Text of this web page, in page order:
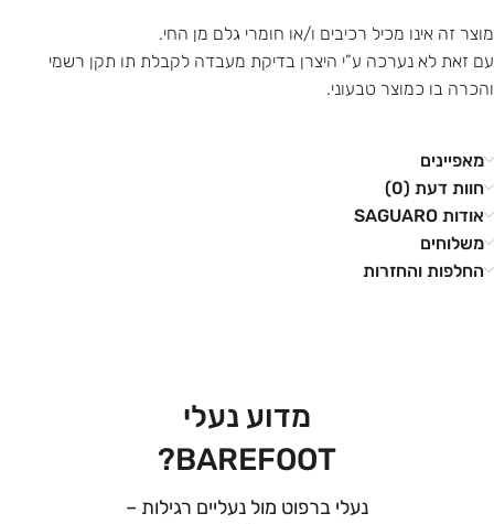
מוצר זה אינו מכיל רכיבים ו/או חומרי גלם מן החי.
עם זאת לא נערכה ע”י היצרן בדיקת מעבדה לקבלת תו תקן רשמי
והכרה בו כמוצר טבעוני.
מאפיינים
חוות דעת (0)
אודות SAGUARO
משלוחים
החלפות והחזרות
מדוע נעלי
BAREFOOT?
נעלי ברפוט מול נעליים רגילות –